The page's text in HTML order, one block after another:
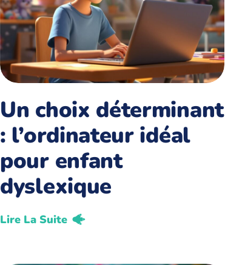
Un choix déterminant
: l’ordinateur idéal
pour enfant
dyslexique
Lire La Suite